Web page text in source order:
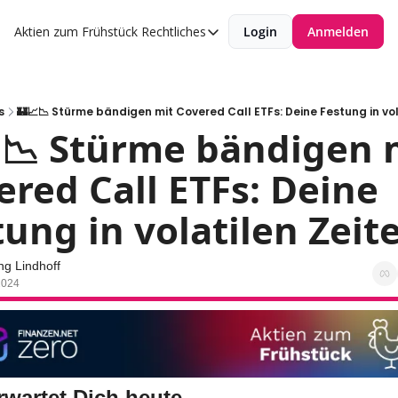
Aktien zum Frühstück Rechtliches
Rechtliches
Impressum
Login Anmelden
🏰📈📉 Stürme bändigen mit Covered Call ETFs: Deine Festung in
Stürme bändigen
Call ETFs: Deine
in volatilen
Lindhoff